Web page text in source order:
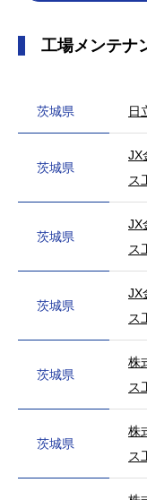
工場メンテナ
茨城県 日
茨城県
JX
ス
茨城県
JX
ス
茨城県
JX
ス
茨城県
株
ス
茨城県
株
ス